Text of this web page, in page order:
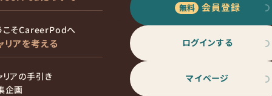
こそCareerPodへ
リアを考える
リアの手引き
企画
会員登録
ログインする
マイページ